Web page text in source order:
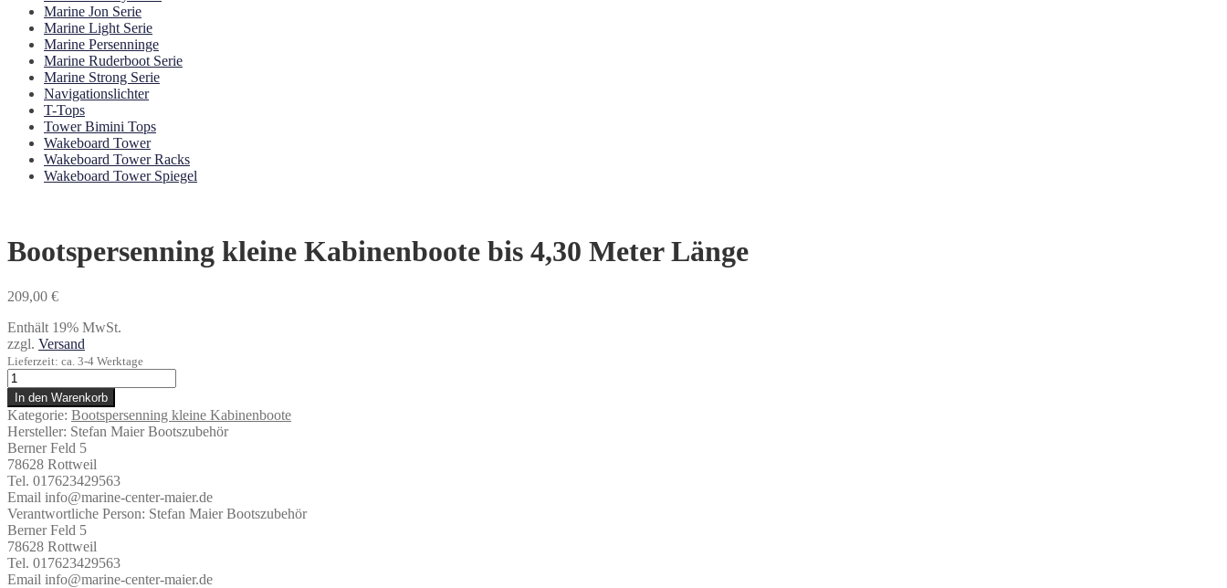
Marine Jon Serie
Marine Light Serie
Marine Persenninge
Marine Ruderboot Serie
Marine Strong Serie
Navigationslichter
T-Tops
Tower Bimini Tops
Wakeboard Tower
Wakeboard Tower Racks
Wakeboard Tower Spiegel
Bootspersenning kleine Kabinenboote bis 4,30 Meter Länge
209,00 €
Enthält 19% MwSt.
zzgl. Versand
Lieferzeit: ca. 3-4 Werktage
Bootspersenning
kleine
Kabinenboote
bis
4,30
Meter
Länge
Menge
In den Warenkorb
Kategorie: Bootspersenning kleine Kabinenboote
Hersteller: Stefan Maier Bootszubehör
Berner Feld 5
78628 Rottweil
Tel. 017623429563
Email info@marine-center-maier.de
Verantwortliche Person: Stefan Maier Bootszubehör
Berner Feld 5
78628 Rottweil
Tel. 017623429563
Email info@marine-center-maier.de